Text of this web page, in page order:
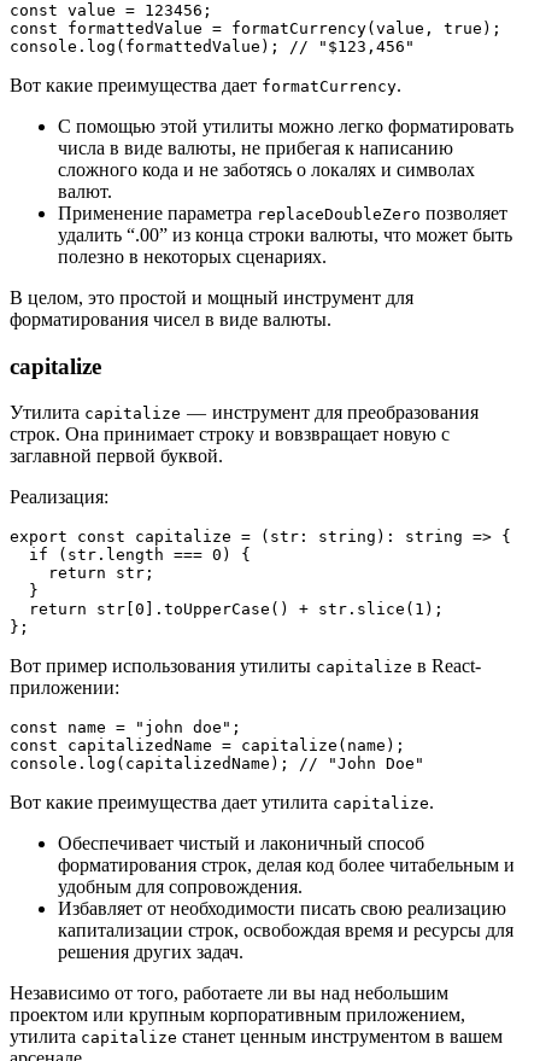
const value = 123456;
const formattedValue = formatCurrency(value, true);
console.log(formattedValue); // "$123,456"
Вот какие преимущества дает formatCurrency.
С помощью этой утилиты можно легко форматировать
числа в виде валюты, не прибегая к написанию
сложного кода и не заботясь о локалях и символах
валют.
Применение параметра replaceDoubleZero позволяет
удалить “.00” из конца строки валюты, что может быть
полезно в некоторых сценариях.
В целом, это простой и мощный инструмент для
форматирования чисел в виде валюты.
capitalize
Утилита capitalize — инструмент для преобразования
строк. Она принимает строку и вовзвращает новую с
заглавной первой буквой.
Реализация:
export const capitalize = (str: string): string => {
  if (str.length === 0) {
    return str;
  }
  return str[0].toUpperCase() + str.slice(1);
};
Вот пример использования утилиты capitalize в React-
приложении:
const name = "john doe";
const capitalizedName = capitalize(name);
console.log(capitalizedName); // "John Doe"
Вот какие преимущества дает утилита capitalize.
Обеспечивает чистый и лаконичный способ
форматирования строк, делая код более читабельным и
удобным для сопровождения.
Избавляет от необходимости писать свою реализацию
капитализации строк, освобождая время и ресурсы для
решения других задач.
Независимо от того, работаете ли вы над небольшим
проектом или крупным корпоративным приложением,
утилита capitalize станет ценным инструментом в вашем